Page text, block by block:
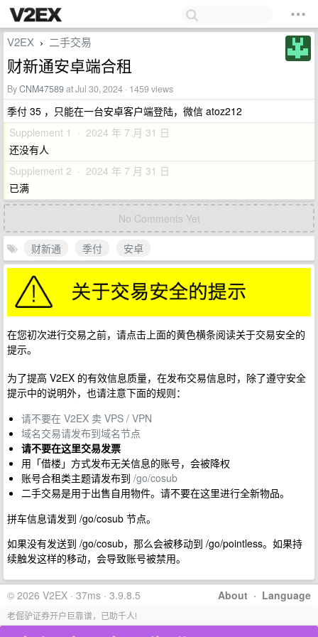
V2EX › 二手交易
财新通安卓端合租
ByCNM47589at Jul 30, 2024 · 1459 views
季付 35 ，只能在一台安卓客户端登陆，微信 atoz212
Supplement 1 · 2024 年 7 月 31 日
还没有人
Supplement 2 · 2024 年 7 月 31 日
已满
No Comments Yet
财新通 季付 安卓
在您初次进行交易之前，请点击上面的黄色横条阅读关于交易安全的
提示。
为了提高 V2EX 的有效信息质量，在发布交易信息时，除了遵守安全
提示中的说明外，也请注意下面的规则：
请不要在 V2EX 卖 VPS / VPN
域名交易请发布到域名节点
请不要在这里交易发票
用「借楼」方式发布无关信息的账号，会被降权
账号合租类主题请发布到 /go/cosub
二手交易是用于出售自用物件。请不要在这里进行全新物品。
拼车信息请发到 /go/cosub 节点。
如果没有发送到 /go/cosub，那么会被移动到 /go/pointless。如果持
续触发这样的移动，会导致账号被禁用。
About · Language
© 2026 V2EX · 37ms · 3.9.8.5
老倔驴证券开户巨靠谱，已助千人!